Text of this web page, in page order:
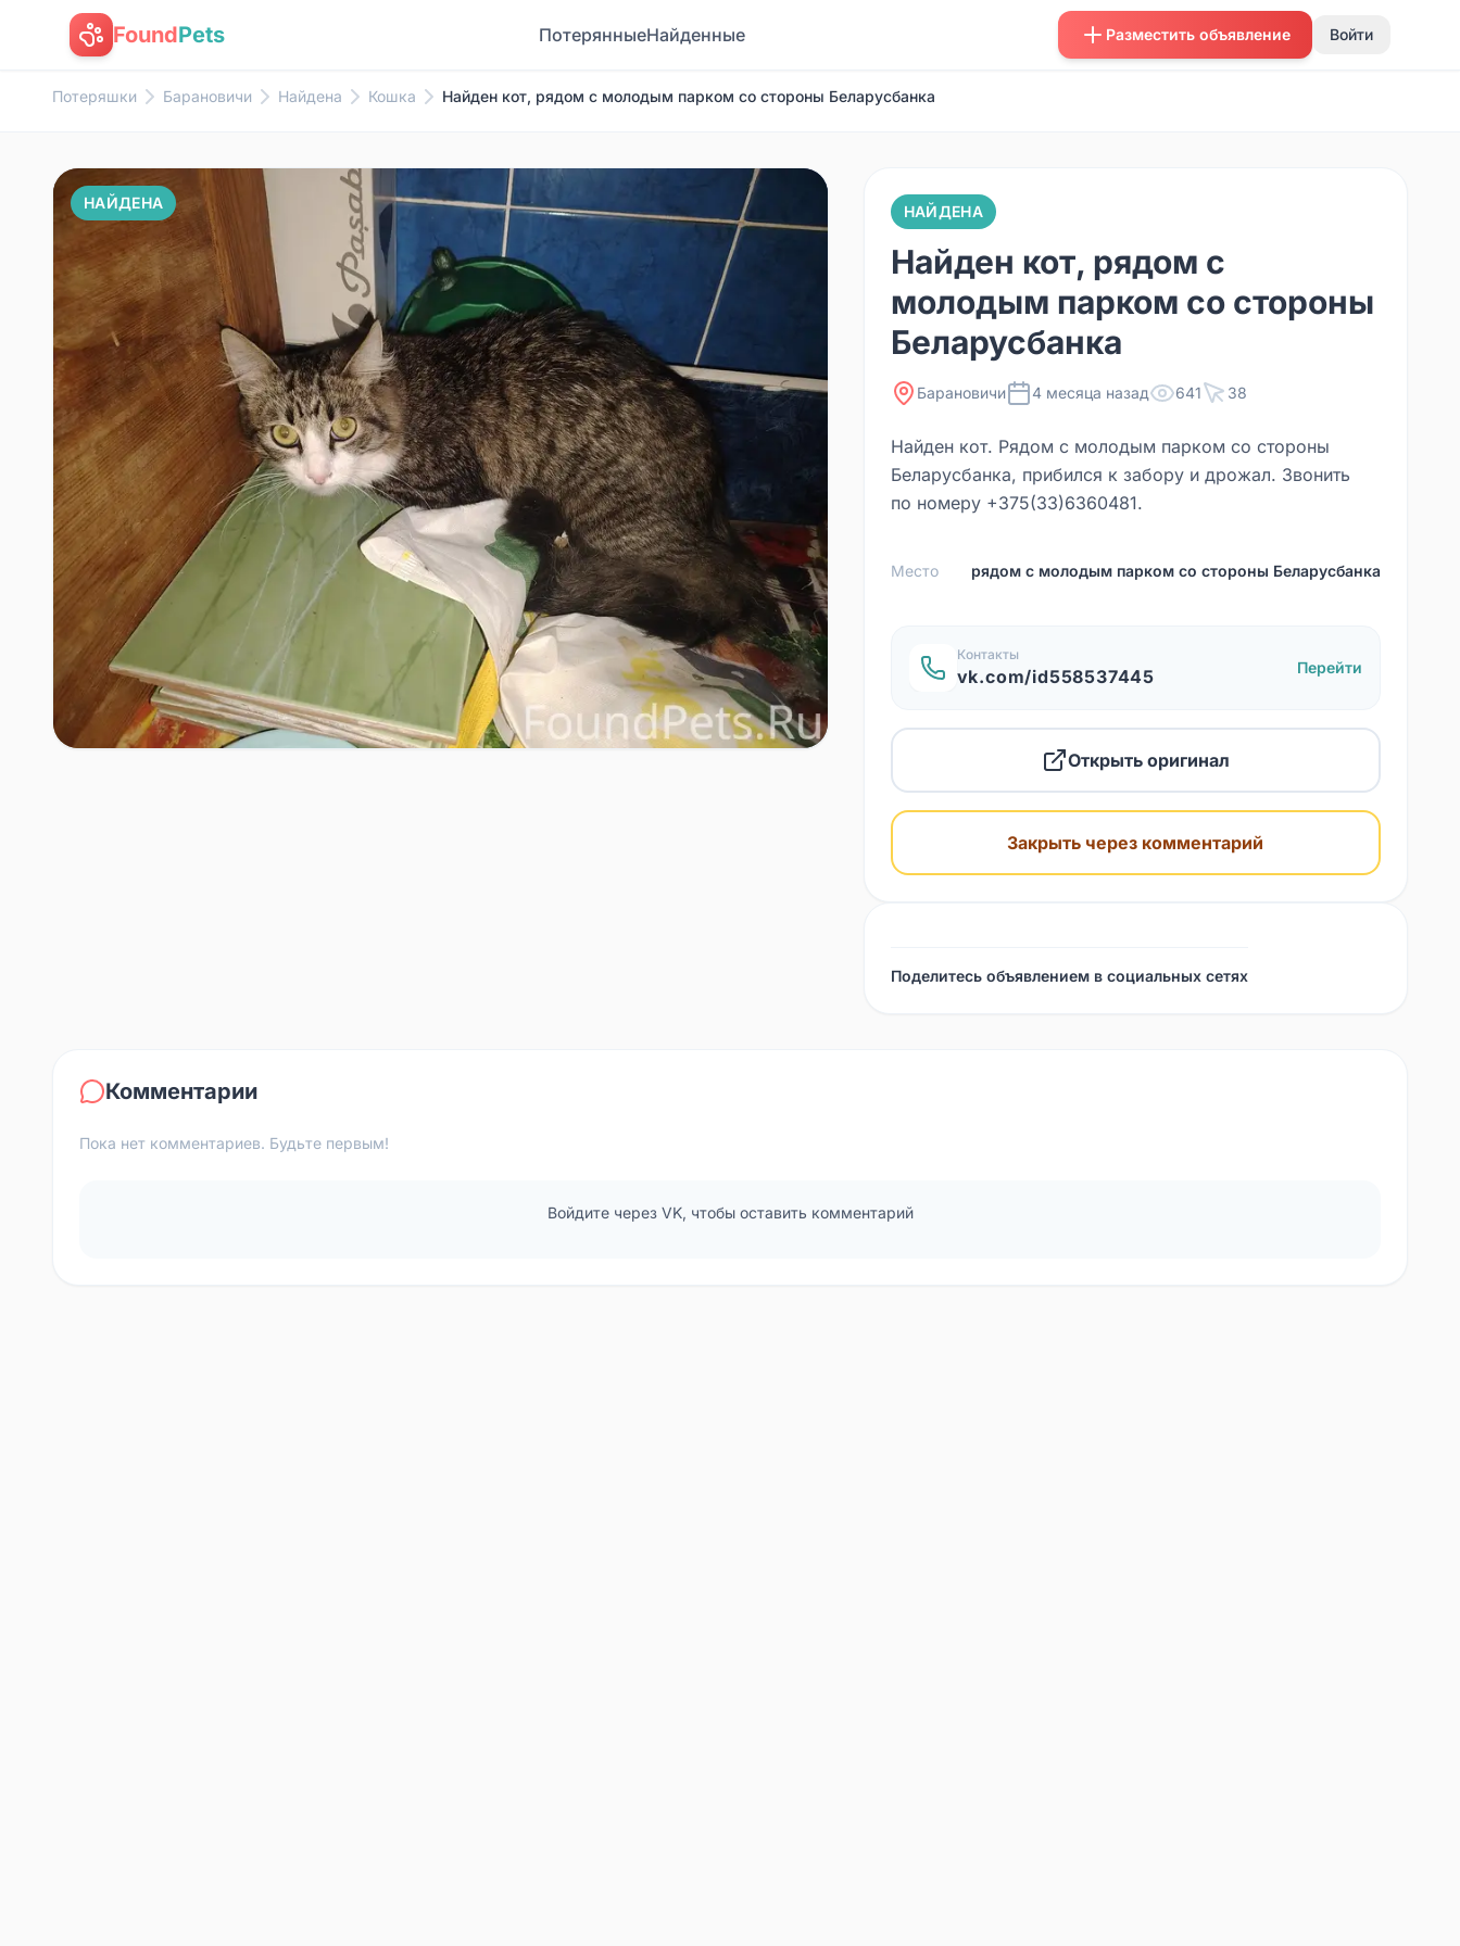
FoundPets ПотерянныеНайденные Разместить объявление Войти
Потеряшки Барановичи Найдена Кошка Найден кот, рядом с молодым парком со стороны Беларусбанка
НАЙДЕНА НАЙДЕНА
Найден кот, рядом с
молодым парком со стороны
Беларусбанка
Барановичи 4 месяца назад 641 38
Найден кот. Рядом с молодым парком со стороны
Беларусбанка, прибился к забору и дрожал. Звонить
по номеру +375(33)6360481.
Место рядом с молодым парком со стороны Беларусбанка
Контакты
vk.com/id558537445 Перейти
Открыть оригинал
Закрыть через комментарий
Поделитесь объявлением в социальных сетях
Комментарии
Пока нет комментариев. Будьте первым!
Войдите через VK, чтобы оставить комментарий